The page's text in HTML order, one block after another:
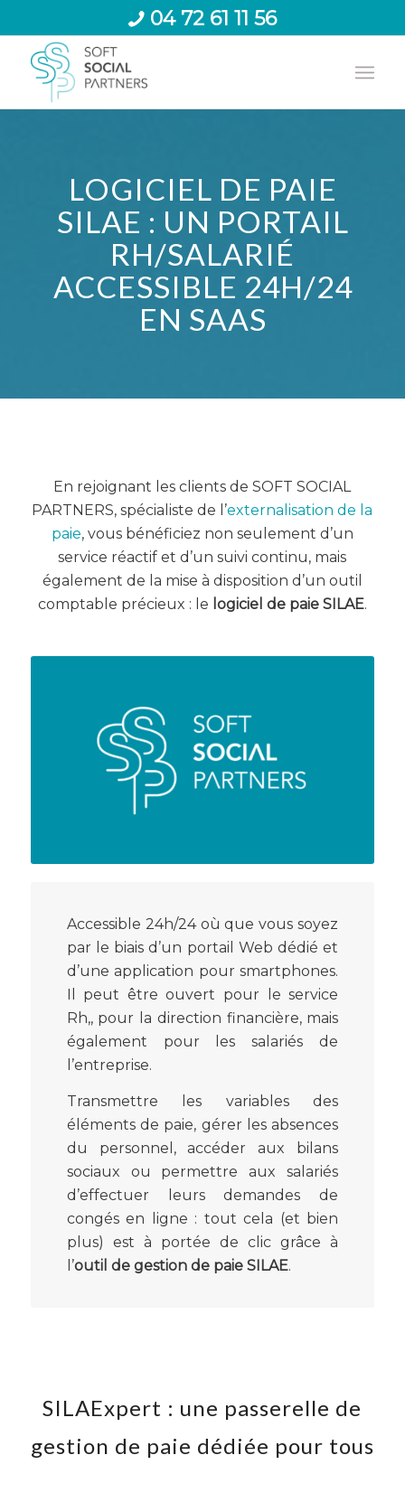
04 72 61 11 56
LOGICIEL DE PAIE
SILAE : UN PORTAIL
RH/SALARIÉ
ACCESSIBLE 24H/24
EN SAAS
En rejoignant les clients de SOFT SOCIAL
PARTNERS, spécialiste de l’externalisation de la
paie, vous bénéficiez non seulement d’un
service réactif et d’un suivi continu, mais
également de la mise à disposition d’un outil
comptable précieux : le logiciel de paie SILAE.
Accessible 24h/24 où que vous soyez
par le biais d’un portail Web dédié et
d’une application pour smartphones.
Il peut être ouvert pour le service
Rh,, pour la direction financière, mais
également pour les salariés de
l’entreprise.
Transmettre les variables des
éléments de paie, gérer les absences
du personnel, accéder aux bilans
sociaux ou permettre aux salariés
d’effectuer leurs demandes de
congés en ligne : tout cela (et bien
plus) est à portée de clic grâce à
l’outil de gestion de paie SILAE.
SILAExpert : une passerelle de
gestion de paie dédiée pour tous